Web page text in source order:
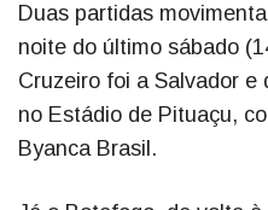
Duas partidas
noite do último sábado
Cruzeiro foi a Salvador e
no Estádio de Pituaçu,
Byanca Brasil.